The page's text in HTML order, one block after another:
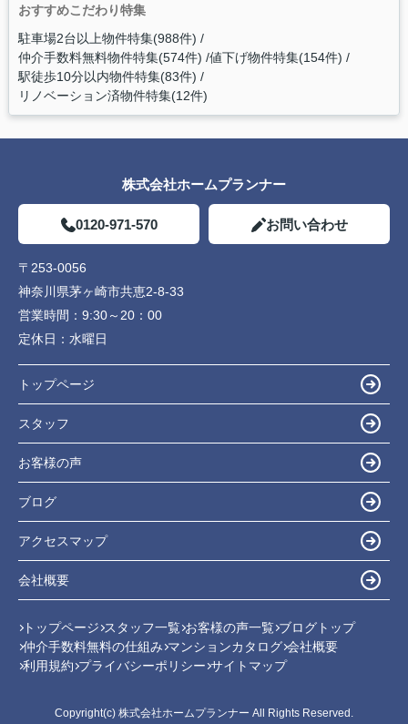
おすすめこだわり特集
駐車場2台以上物件特集(988件)
仲介手数料無料物件特集(574件) 値下げ物件特集(154件)
駅徒歩10分以内物件特集(83件)
リノベーション済物件特集(12件)
株式会社ホームプランナー
0120-971-570 お問い合わせ
〒253-0056
神奈川県茅ヶ崎市共恵2-8-33
営業時間： 9:30～20：00
定休日： 水曜日
トップページ
スタッフ
お客様の声
ブログ
アクセスマップ
会社概要
トップページ スタッフ一覧 お客様の声一覧 ブログトップ
仲介手数料無料の仕組み マンションカタログ 会社概要
利用規約 プライバシーポリシー サイトマップ
Copyright(c) 株式会社ホームプランナー All Rights Reserved.